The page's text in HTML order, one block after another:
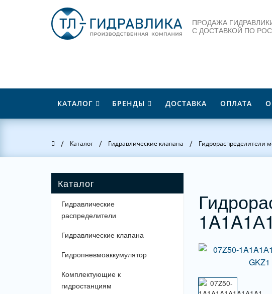
ПРОДАЖА
С ДОСТАВКОЙ ПО
КАТАЛОГ БРЕНДЫ ДОСТАВКА ОПЛАТА
Главная
/ Каталог / Гидравлические клапана / Гидрораспределители
Гидравлические
распределители
Гидравлические клапана
Гидропневмоаккумулятор
Комплектующие к
гидростанциям